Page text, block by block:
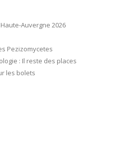
Auvergne 2026
Pezizomycetes
: Il reste des places
les bolets